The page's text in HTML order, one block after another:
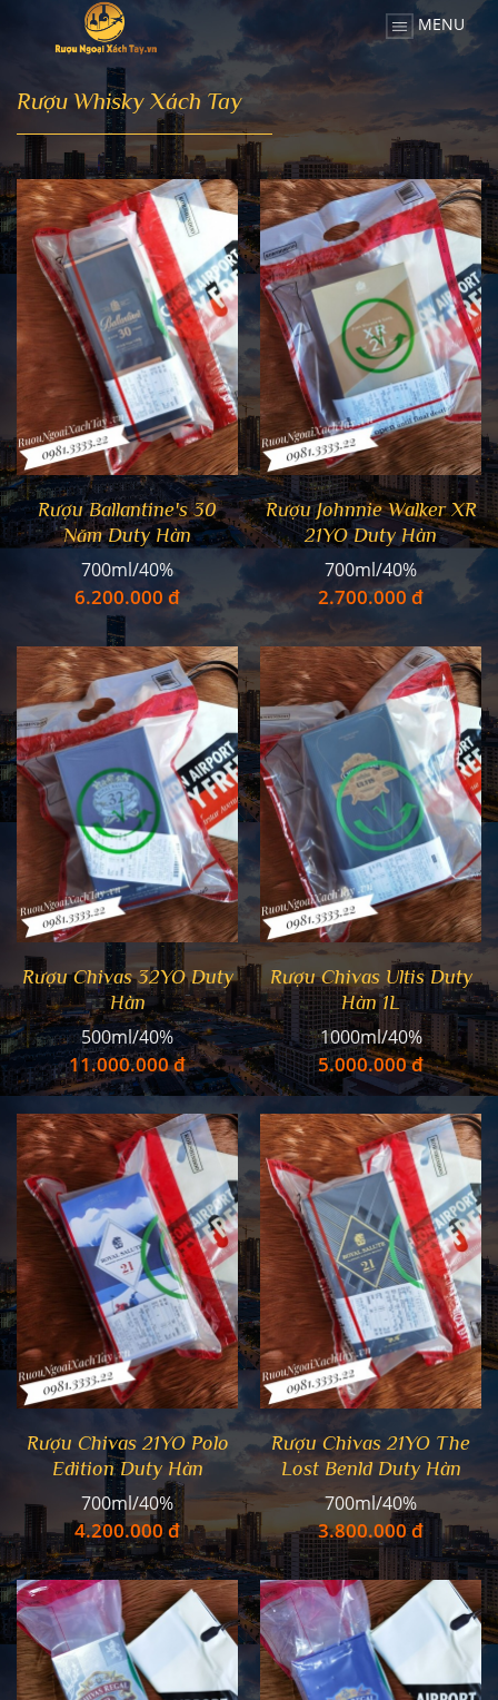
MENU
Rượu Whisky Xách Tay
Rượu Ballantine's 30
Năm Duty Hàn
700ml/40%
6.200.000 đ
Rượu Johnnie Walker XR
21YO Duty Hàn
700ml/40%
2.700.000 đ
Rượu Chivas 32YO Duty
Hàn
500ml/40%
11.000.000 đ
Rượu Chivas Ultis Duty
Hàn 1L
1000ml/40%
5.000.000 đ
Rượu Chivas 21YO Polo
Edition Duty Hàn
700ml/40%
4.200.000 đ
Rượu Chivas 21YO The
Lost Benld Duty Hàn
700ml/40%
3.800.000 đ